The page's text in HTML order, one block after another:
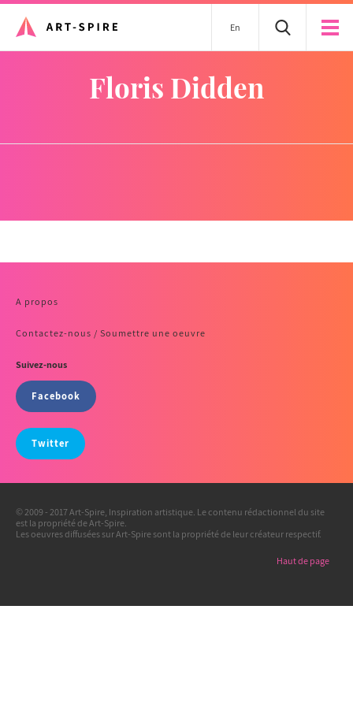
En
Floris Didden
A propos
Contactez-nous / Soumettre une oeuvre
Suivez-nous
Facebook
Twitter
© 2009 - 2017 Art-Spire, Inspiration artistique. Le contenu rédactionnel du site
est la propriété de Art-Spire.
Les oeuvres diffusées sur Art-Spire sont la propriété de leur créateur respectif.
Haut de page